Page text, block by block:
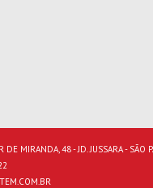
DE MIRANDA, 48 - JD. JUSSARA - SÃO